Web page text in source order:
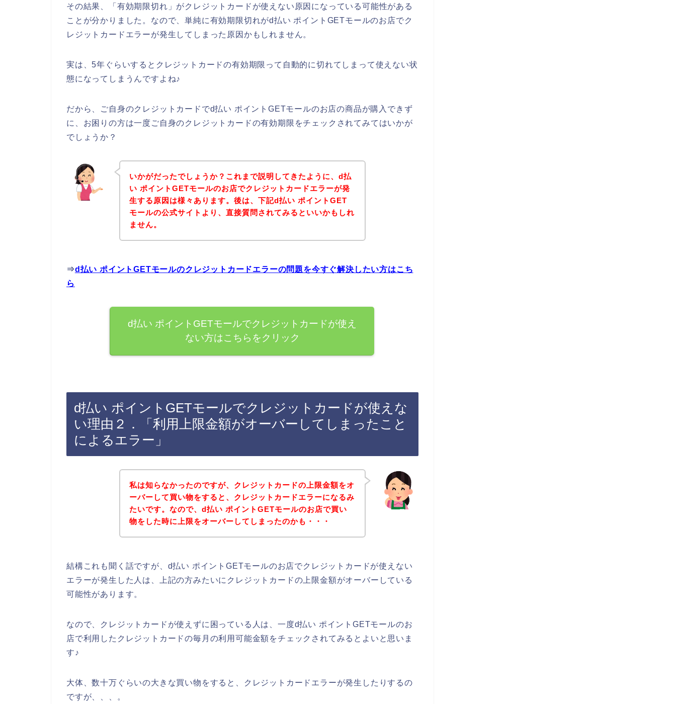
その結果、「有効期限切れ」がクレジットカードが使えない原因になっている可能性がある
ことが分かりました。なので、単純に有効期限切れがd払い ポイントGETモールのお店でク
レジットカードエラーが発生してしまった原因かもしれません。
実は、5年ぐらいするとクレジットカードの有効期限って自動的に切れてしまって使えない状
態になってしまうんですよね♪
だから、ご自身のクレジットカードでd払い ポイントGETモールのお店の商品が購入できず
に、お困りの方は一度ご自身のクレジットカードの有効期限をチェックされてみてはいかが
でしょうか？
いかがだったでしょうか？これまで説明してきたように、d払
い ポイントGETモールのお店でクレジットカードエラーが発
生する原因は様々あります。後は、下記d払い ポイントGET
モールの公式サイトより、直接質問されてみるといいかもしれ
ません。
⇒d払い ポイントGETモールのクレジットカードエラーの問題を今すぐ解決したい方はこち
ら
d払い ポイントGETモールでクレジットカードが使え
ない方はこちらをクリック
d払い ポイントGETモールでクレジットカードが使えな
い理由２．「利用上限金額がオーバーしてしまったこと
によるエラー」
私は知らなかったのですが、クレジットカードの上限金額をオ
ーバーして買い物をすると、クレジットカードエラーになるみ
たいです。なので、d払い ポイントGETモールのお店で買い
物をした時に上限をオーバーしてしまったのかも・・・
結構これも聞く話ですが、d払い ポイントGETモールのお店でクレジットカードが使えない
エラーが発生した人は、上記の方みたいにクレジットカードの上限金額がオーバーしている
可能性があります。
なので、クレジットカードが使えずに困っている人は、一度d払い ポイントGETモールのお
店で利用したクレジットカードの毎月の利用可能金額をチェックされてみるとよいと思いま
す♪
大体、数十万ぐらいの大きな買い物をすると、クレジットカードエラーが発生したりするの
ですが、、、。